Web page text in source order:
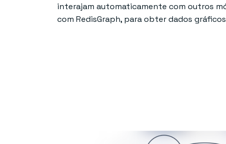
interajam automaticamente com outros
com RedisGraph, para obter dados